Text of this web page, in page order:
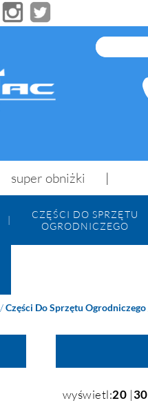
super obniżki
CZĘŚCI DO SPRZĘTU
OGRODNICZEGO
/Części Do Sprzętu Ogrodniczego
wyświetl:20 |30